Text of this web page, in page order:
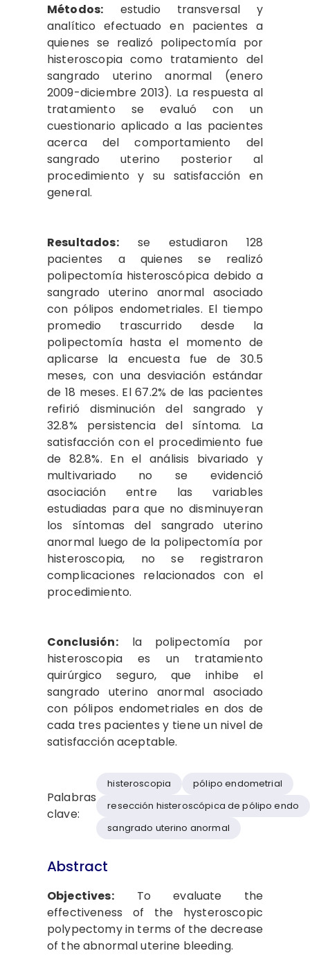
Métodos:
estudio transversal y
analítico efectuado en pacientes a
quienes se realizó polipectomía por
histeroscopia como tratamiento del
sangrado uterino anormal (enero
2009-diciembre 2013). La respuesta al
tratamiento se evaluó con un
cuestionario aplicado a las pacientes
acerca del comportamiento del
sangrado uterino posterior al
procedimiento y su satisfacción en
general.
Resultados:
se estudiaron 128
pacientes a quienes se realizó
polipectomía histeroscópica debido a
sangrado uterino anormal asociado
con pólipos endometriales. El tiempo
promedio trascurrido desde la
polipectomía hasta el momento de
aplicarse la encuesta fue de 30.5
meses, con una desviación estándar
de 18 meses. El 67.2% de las pacientes
refirió disminución del sangrado y
32.8% persistencia del síntoma. La
satisfacción con el procedimiento fue
de 82.8%. En el análisis bivariado y
multivariado no se evidenció
asociación entre las variables
estudiadas para que no disminuyeran
los síntomas del sangrado uterino
anormal luego de la polipectomía por
histeroscopia, no se registraron
complicaciones relacionados con el
procedimiento.
Conclusión:
la polipectomía por
histeroscopia es un tratamiento
quirúrgico seguro, que inhibe el
sangrado uterino anormal asociado
con pólipos endometriales en dos de
cada tres pacientes y tiene un nivel de
satisfacción aceptable.
Palabras
clave:
histeroscopia
pólipo endometrial
resección histeroscópica de pólipo endo
sangrado uterino anormal
Abstract
Objectives:
To evaluate the
effectiveness of the hysteroscopic
polypectomy in terms of the decrease
of the abnormal uterine bleeding.